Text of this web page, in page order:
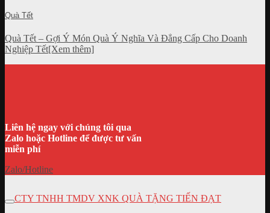
Quà Tết
Quà Tết – Gợi Ý Món Quà Ý Nghĩa Và Đẳng Cấp Cho Doanh
Nghiệp Tết[Xem thêm]
Liên hệ ngay với chúng tôi qua
Zalo hoặc Hotline để được tư vấn
miễn phí
Zalo/Hotline
CTY TNHH TMDV XNK QUÀ TẶNG TIẾN ĐẠT